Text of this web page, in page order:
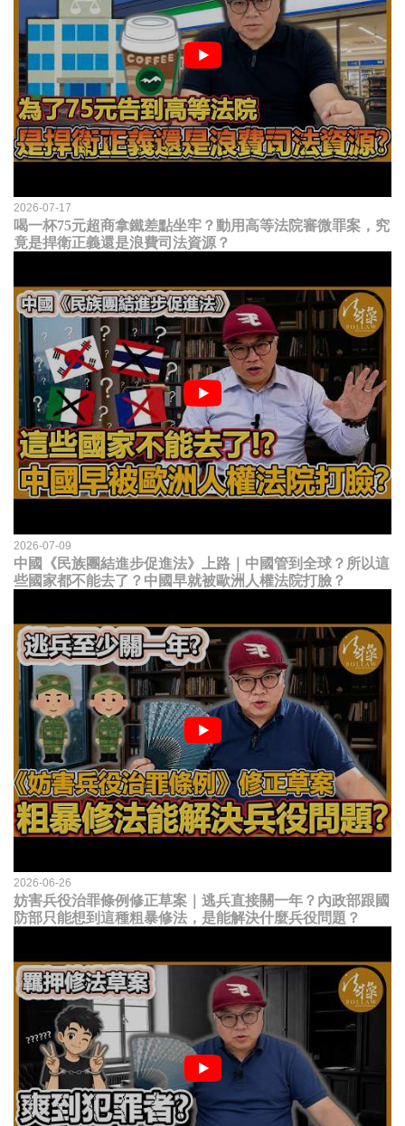
2026-07-17
喝一杯75元超商拿鐵差點坐牢？動用高等法院審微罪案，究
竟是捍衛正義還是浪費司法資源？
2026-07-09
中國《民族團結進步促進法》上路｜中國管到全球？所以這
些國家都不能去了？中國早就被歐洲人權法院打臉？
2026-06-26
妨害兵役治罪條例修正草案｜逃兵直接關一年？內政部跟國
防部只能想到這種粗暴修法，是能解決什麼兵役問題？